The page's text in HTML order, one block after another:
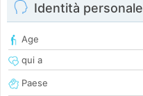
Identità personale
Age
qui a
Paese